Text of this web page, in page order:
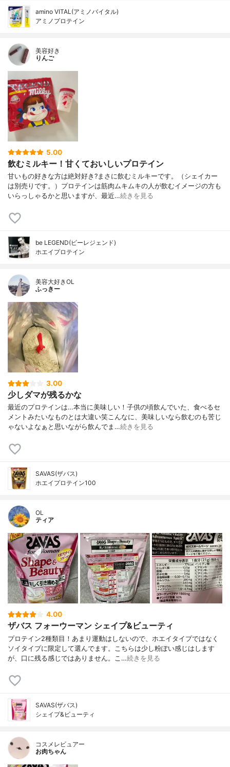
amino VITAL(アミノバイタル)
アミノプロテイン
美容好き
りんご
5.00
飲むミルキー！甘くておいしいプロテイン
甘いもの好きな方は絶対好き?まさに飲むミルキーです。（シェイカー
は別売りです。）プロテインは筋肉ムキムキの人が飲むイメージの方も
いらっしゃるかと思いますが、最近…続きを見る
be LEGEND(ビーレジェンド)
ホエイプロテイン
美容大好きOL
ふっきー
3.00
少しダマが残るかな
最近のプロテインは…本当に美味しい！子供の頃飲んでいた、食べるセ
メントみたいなものとは大違い笑こんなに、美味しいなら飲むのも苦じ
ゃないよなぁと思いながら飲んでま…続きを見る
SAVAS(ザバス)
ホエイプロテイン100
OL
ティア
4.00
ザバス フォーウーマン シェイプ&ビューティ
プロテイン2種類目！あまり運動はしないので、ホエイタイプではなく
ソイタイプに限定して選んでます。こちらは少し粉ぽい感じはします
が、口に残る感じではありません。こ…続きを見る
SAVAS(ザバス)
シェイプ&ビューティ
コスメレビュアー
お肉ちゃん